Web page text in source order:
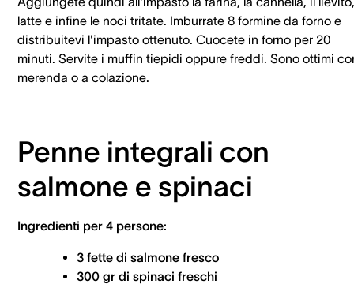
latte e infine le noci tritate. Imburrate 8 formine da forno e
distribuitevi l'impasto ottenuto. Cuocete in forno per 20
minuti. Servite i muffin tiepidi oppure freddi. Sono ottimi
merenda o a colazione.
Penne integrali con
salmone e spinaci
Ingredienti per 4 persone:
3 fette di salmone fresco
300 gr di spinaci freschi